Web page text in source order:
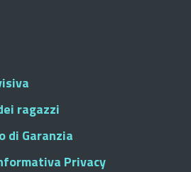
ragazzi
di Garanzia
Privacy